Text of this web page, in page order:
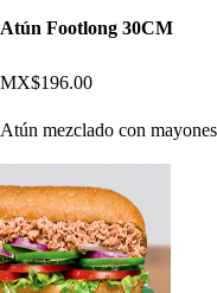
Atún Footlong 30CM
MX$196.00
Atún mezclado con